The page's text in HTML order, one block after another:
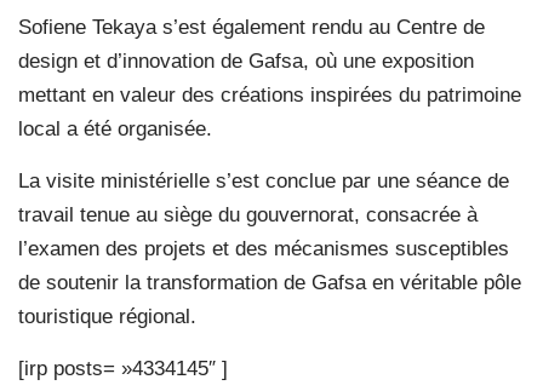
Sofiene Tekaya s’est également rendu au Centre de
design et d’innovation de Gafsa, où une exposition
mettant en valeur des créations inspirées du patrimoine
local a été organisée.
La visite ministérielle s’est conclue par une séance de
travail tenue au siège du gouvernorat, consacrée à
l’examen des projets et des mécanismes susceptibles
de soutenir la transformation de Gafsa en véritable pôle
touristique régional.
[irp posts= »4334145″ ]